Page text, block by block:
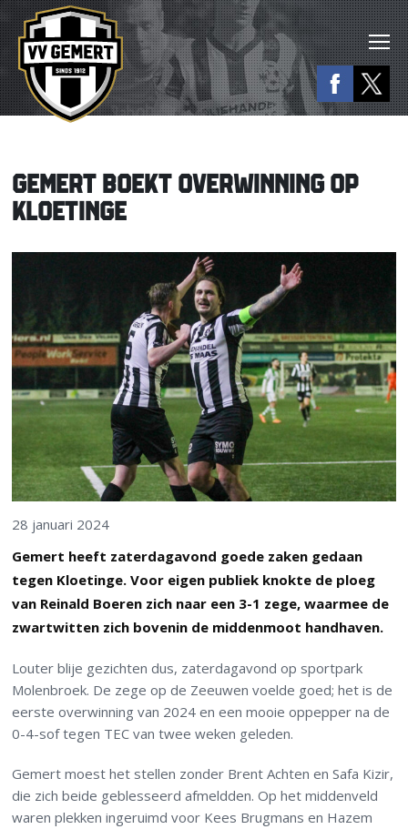
GEMERT BOEKT OVERWINNING OP
KLOETINGE
28 januari 2024
Gemert heeft zaterdagavond goede zaken gedaan
tegen Kloetinge. Voor eigen publiek knokte de ploeg
van Reinald Boeren zich naar een 3-1 zege, waarmee de
zwartwitten zich bovenin de middenmoot handhaven.
Louter blije gezichten dus, zaterdagavond op sportpark
Molenbroek. De zege op de Zeeuwen voelde goed; het is de
eerste overwinning van 2024 en een mooie oppepper na de
0-4-sof tegen TEC van twee weken geleden.
Gemert moest het stellen zonder Brent Achten en Safa Kizir,
die zich beide geblesseerd afmeldden. Op het middenveld
waren plekken ingeruimd voor Kees Brugmans en Hazem